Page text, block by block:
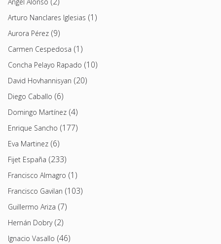
Arturo Nanclares Iglesias (1)
Aurora Pérez (9)
Carmen Cespedosa (1)
Concha Pelayo Rapado (10)
David Hovhannisyan (20)
Diego Caballo (6)
Domingo Martínez (4)
Enrique Sancho (177)
Eva Martinez (6)
Fijet España (233)
Francisco Almagro (1)
Francisco Gavilan (103)
Guillermo Ariza (7)
Hernán Dobry(2)
Ignacio Vasallo (46)